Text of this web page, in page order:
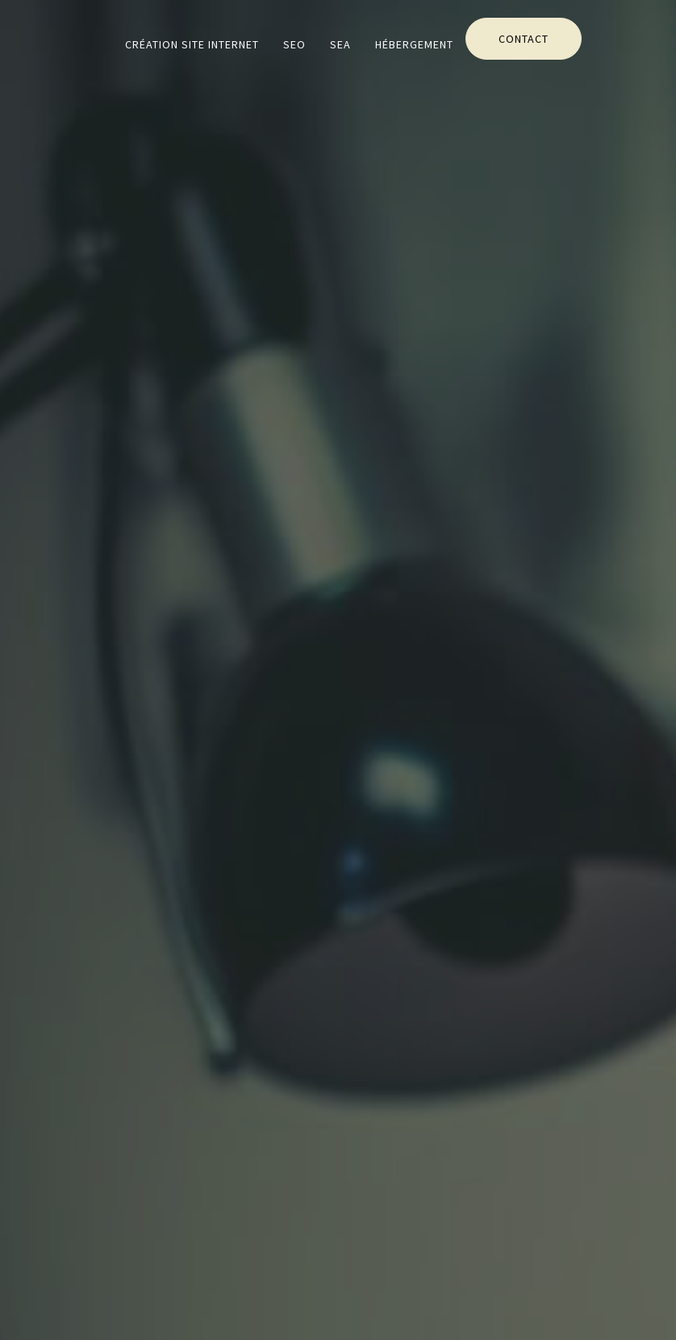
CRÉATION SITE INTERNET SEO SEA HÉBERGEMENT CONTACT